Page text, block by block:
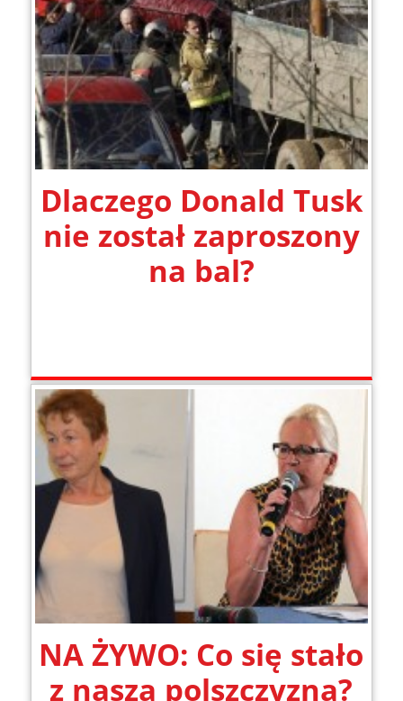
Dlaczego Donald Tusk
nie został zaproszony
na bal?
NA ŻYWO: Co się stało
z naszą polszczyzną?